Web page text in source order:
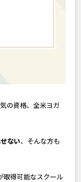
の資格、全米ヨガ
ない、そんな方も
取得可能なスクール